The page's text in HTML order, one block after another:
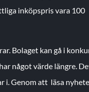
inköpspris vara 100
Bolaget kan gå i
något värde längre.
i. Genom att läsa